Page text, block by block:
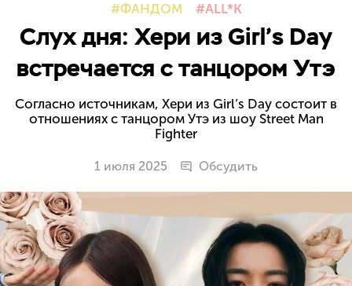
ФАНДОМ ALL*K
Слух дня: Хери из Girl’s Day
встречается с танцором Утэ
Согласно источникам, Хери из Girl’s Day состоит в
отношениях с танцором Утэ из шоу Street Man
Fighter
1 июля 2025 Обсудить